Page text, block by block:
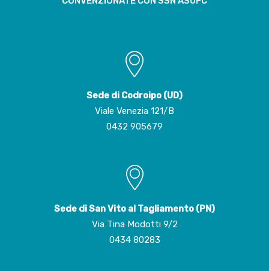
Sede di Codroipo (UD)
Viale Venezia 121/B
0432 905679
Sede di San Vito al Tagliamento (PN)
Via Tina Modotti 9/2
0434 80283